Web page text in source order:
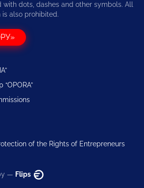
dots, dashes and other symbols. All
also prohibited.
of the Rights of Entrepreneurs
— Flips